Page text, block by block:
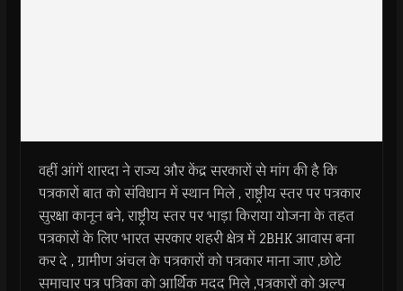
वहीं आंगें शारदा ने राज्य और केंद्र सरकारों से मांग की है कि
पत्रकारों बात को संविधान में स्थान मिले , राष्ट्रीय स्तर पर पत्रकार
सुरक्षा कानून बने, राष्ट्रीय स्तर पर भाड़ा किराया योजना के तहत
पत्रकारों के लिए भारत सरकार शहरी क्षेत्र में 2BHK आवास बना
कर दे , ग्रामीण अंचल के पत्रकारों को पत्रकार माना जाए ,छोटे
समाचार पत्र पत्रिका को आर्थिक मदद मिले ,पत्रकारों को अल्प